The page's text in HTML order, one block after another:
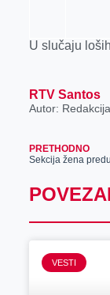
U slučaju
RTV Santos
Autor:
PRETHODNO
VESTI